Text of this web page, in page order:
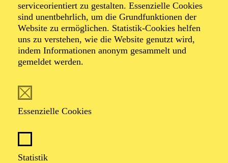
serviceorientiert zu gestalten. Essenzielle Cookies
sind unentbehrlich, um die Grundfunktionen der
Website zu ermöglichen. Statistik-Cookies helfen
uns zu verstehen, wie die Website genutzt wird,
indem Informationen anonym gesammelt und
gemeldet werden.
Essenzielle Cookies
Statistik
Mit Mitgliedern des Aalto-Ensembles, der Essener
Philharmoniker sowie Musiker*innen aus der Freien
Szene
DAS AALTO-FOYER WIRD ZUM JAZZ-